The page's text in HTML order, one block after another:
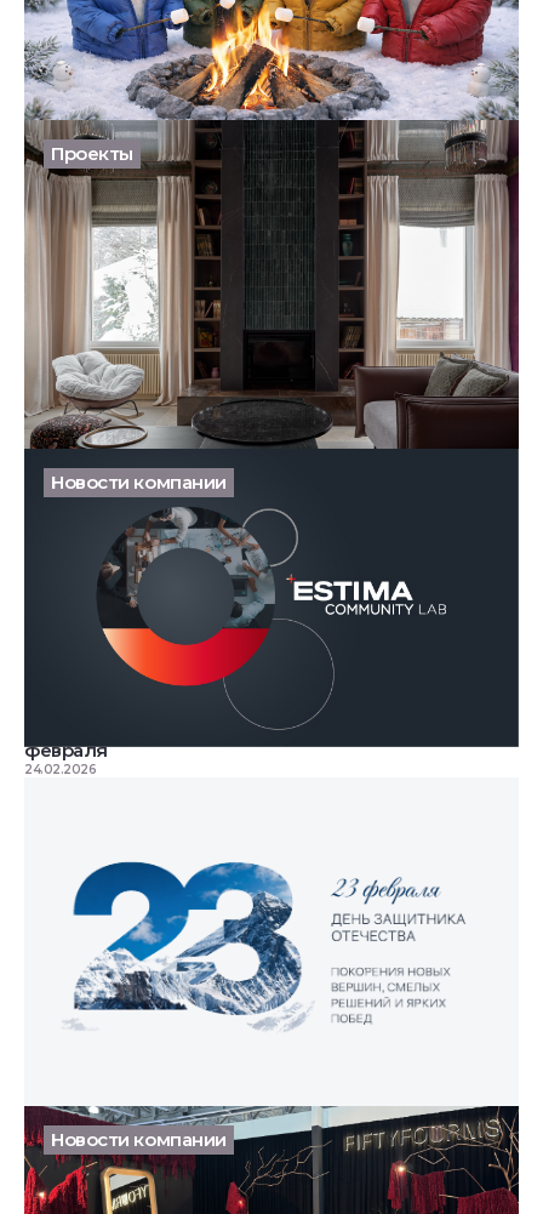
Холодный март — время отогреваться скидками!
01.03.2026
Проекты
Керамогранит Нолана, Терра и другие герои нового
ТВ-выпуска
27.02.2026
Новости компании
Решения для террас и дорожек: вебинар 26
февраля
24.02.2026
Новости компании